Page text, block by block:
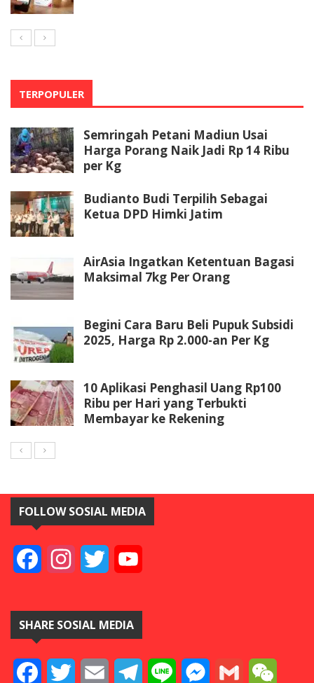
TERPOPULER
Semringah Petani Madiun Usai
Harga Porang Naik Jadi Rp 14 Ribu
per Kg
Budianto Budi Terpilih Sebagai
Ketua DPD Himki Jatim
AirAsia Ingatkan Ketentuan Bagasi
Maksimal 7kg Per Orang
Begini Cara Baru Beli Pupuk Subsidi
2025, Harga Rp 2.000-an Per Kg
10 Aplikasi Penghasil Uang Rp100
Ribu per Hari yang Terbukti
Membayar ke Rekening
FOLLOW SOSIAL MEDIA
FacebookInstagramTwitter
SHARE SOSIAL MEDIA
FacebookTwitter Email TelegramLine Messenger
Gmail